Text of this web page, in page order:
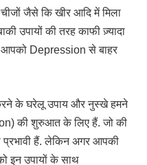
जैसे कि खीर आदि में मिला
उपायों की तरह काफी ज़्यादा
Depression से बाहर
के घरेलू उपाय और नुस्खे हमने
की शुरुआत के लिए हैं. जो की
हैं. लेकिन अगर आपकी
इन उपायों के साथ